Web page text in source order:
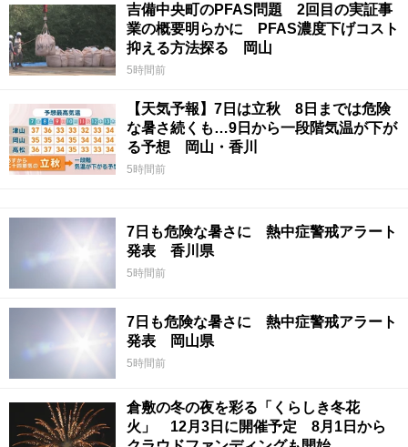
吉備中央町のPFAS問題 2回目の実証事
業の概要明らかに PFAS濃度下げコスト
抑える方法探る 岡山
5時間前
【天気予報】7日は立秋 8日までは危険
な暑さ続くも…9日から一段階気温が下が
る予想 岡山・香川
5時間前
7日も危険な暑さに 熱中症警戒アラート
発表 香川県
5時間前
7日も危険な暑さに 熱中症警戒アラート
発表 岡山県
5時間前
倉敷の冬の夜を彩る「くらしき冬花
火」 12月3日に開催予定 8月1日から